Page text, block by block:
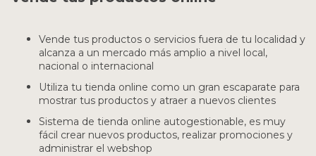
Vende tus productos o servicios fuera de tu localidad y
alcanza a un mercado más amplio a nivel local,
nacional o internacional
Utiliza tu tienda online como un gran escaparate para
mostrar tus productos y atraer a nuevos clientes
Sistema de tienda online autogestionable, es muy
fácil crear nuevos productos, realizar promociones y
administrar el webshop